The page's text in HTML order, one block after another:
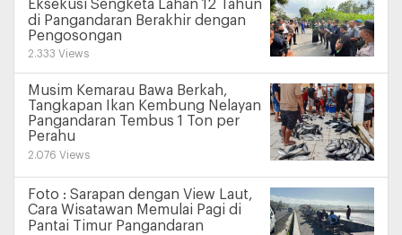
Eksekusi Sengketa Lahan 12 Tahun
di Pangandaran Berakhir dengan
Pengosongan
2.333 Views
Musim Kemarau Bawa Berkah,
Tangkapan Ikan Kembung Nelayan
Pangandaran Tembus 1 Ton per
Perahu
2.076 Views
Foto : Sarapan dengan View Laut,
Cara Wisatawan Memulai Pagi di
Pantai Timur Pangandaran